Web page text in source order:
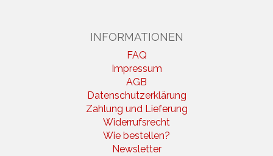
INFORMATIONEN
FAQ
Impressum
AGB
Datenschutzerklärung
Zahlung und Lieferung
Widerrufsrecht
Wie bestellen?
Newsletter